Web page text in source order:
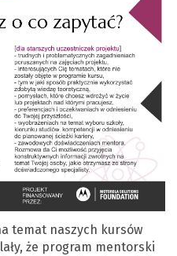
temat naszych kursów
że program mentorski